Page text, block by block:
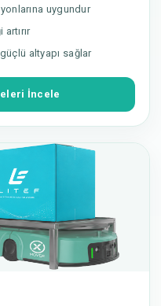
uygundur
altyapı sağlar
İncele